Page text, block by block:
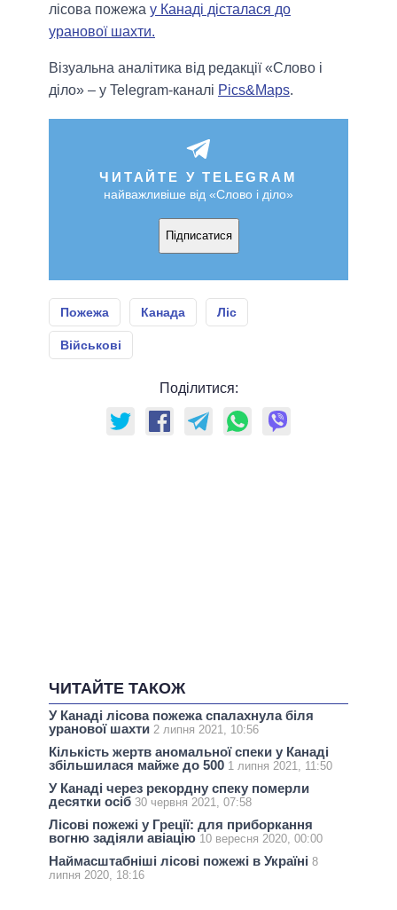
лісова пожежа у Канаді дісталася до
уранової шахти.
Візуальна аналітика від редакції «Слово і
діло» – у Telegram-каналі Pics&Maps.
ЧИТАЙТЕ У TELEGRAM
найважливіше від «Слово і діло»
Підписатися
Пожежа Канада Ліс
Військові
Поділитися:
ЧИТАЙТЕ ТАКОЖ
У Канаді лісова пожежа спалахнула біля
уранової шахти 2 липня 2021, 10:56
Кількість жертв аномальної спеки у Канаді
збільшилася майже до 500 1 липня 2021, 11:50
У Канаді через рекордну спеку померли
десятки осіб 30 червня 2021, 07:58
Лісові пожежі у Греції: для приборкання
вогню задіяли авіацію 10 вересня 2020, 00:00
Наймасштабніші лісові пожежі в Україні 8
липня 2020, 18:16